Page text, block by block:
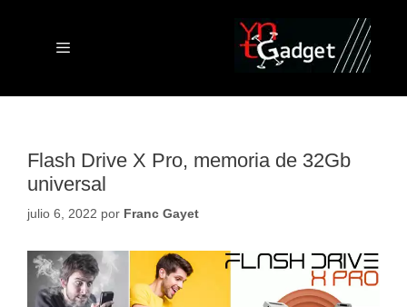
contenido
Menú
Flash Drive X Pro, memoria de 32Gb
universal
julio 6, 2022 por Franc Gayet